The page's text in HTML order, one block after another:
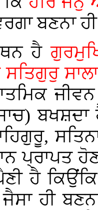
ਬਣਨਾ
ਹੈ
ਜੀਵਨ
ਪ੍ਰਾਪਤ
ਹੈ
ਹੀ